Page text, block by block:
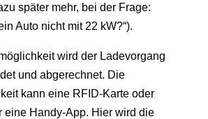
später mehr, bei der Frage:
Auto nicht mit 22 kW?“).
wird der Ladevorgang
und abgerechnet. Die
kann eine RFID-Karte oder
eine Handy-App. Hier wird die